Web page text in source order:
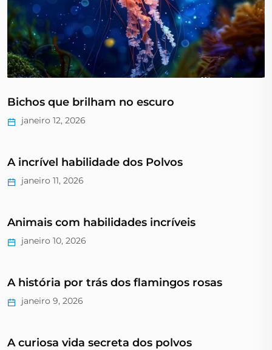
Bichos que brilham no escuro
janeiro 12, 2026
A incrível habilidade dos Polvos
janeiro 11, 2026
Animais com habilidades incríveis
janeiro 10, 2026
A história por trás dos flamingos rosas
janeiro 9, 2026
A curiosa vida secreta dos polvos